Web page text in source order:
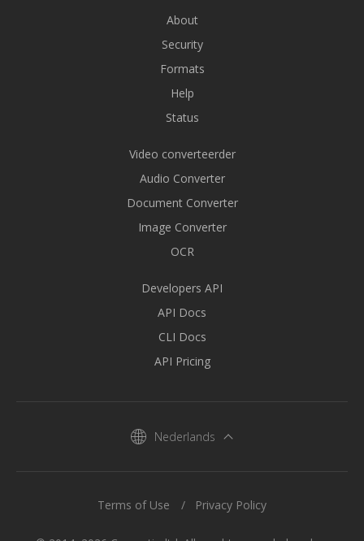
About
Security
Formats
Help
Status
Video converteerder
Audio Converter
Document Converter
Image Converter
OCR
Developers API
API Docs
CLI Docs
API Pricing
Nederlands
Terms of Use Privacy Policy